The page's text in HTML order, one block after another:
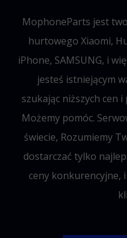
MophoneParts jest
hurtowego Xiaomi,
iPhone, SAMSUNG, i
jesteś istniejącym
szukając niższych cen
Możemy pomóc.
świecie, Rozumiemy
dostarczać tylko
ceny konkurencyjne,